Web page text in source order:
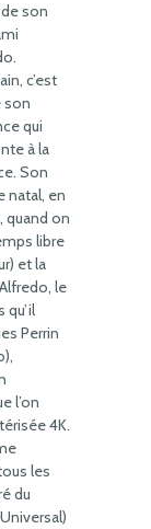
son
c’est
son
qui
à la
Son
natal, en
quand on
libre
et la
le
Perrin
l’on
4K.
les
du